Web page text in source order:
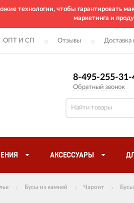
технологии, чтобы гарантировать
маркетинга и
ОПТ И СП Отзывы Доставка
8-495-255-31-
Обратный звонок
АКСЕССУАРЫ
Бусы из камней Чароит